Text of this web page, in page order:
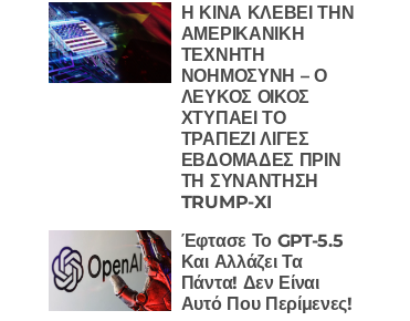
Η ΚΙΝΑ ΚΛΕΒΕΙ ΤΗΝ
ΑΜΕΡΙΚΑΝΙΚΗ
ΤΕΧΝΗΤΗ
ΝΟΗΜΟΣΥΝΗ – Ο
ΛΕΥΚΟΣ ΟΙΚΟΣ
ΧΤΥΠΑΕΙ ΤΟ
ΤΡΑΠΕΖΙ ΛΙΓΕΣ
ΕΒΔΟΜΑΔΕΣ ΠΡΙΝ
ΤΗ ΣΥΝΑΝΤΗΣΗ
TRUMP-XI
Έφτασε Το GPT-5.5
Και Αλλάζει Τα
Πάντα! Δεν Είναι
Αυτό Που Περίμενες!